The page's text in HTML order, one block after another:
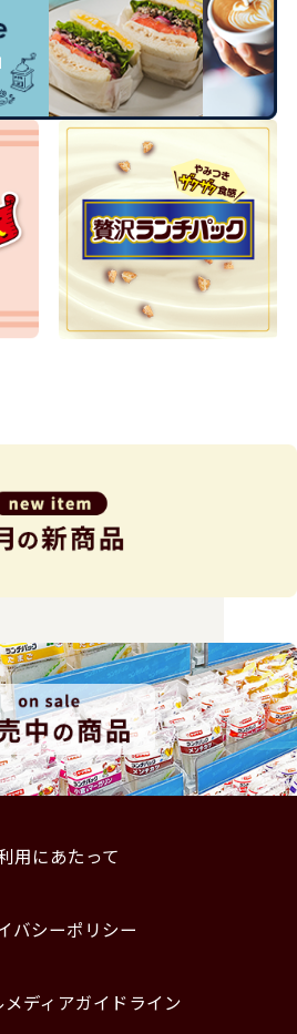
用にあたって
バシーポリシー
メディアガイドライン